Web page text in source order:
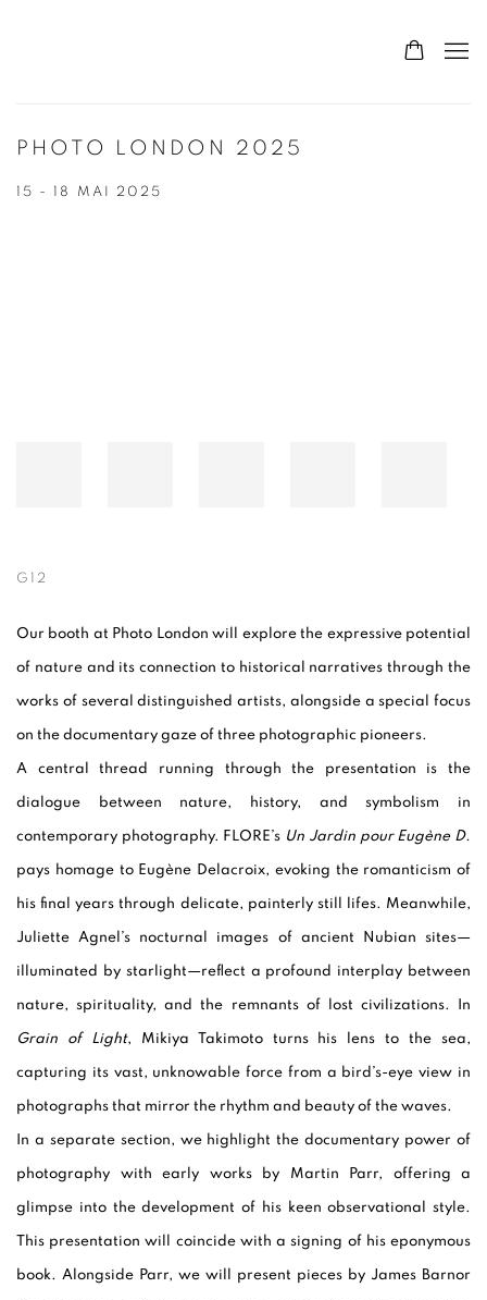
PHOTO LONDON 2025
15 - 18 MAI 2025
G12
Our booth at Photo London will explore the expressive potential
of nature and its connection to historical narratives through the
works of several distinguished artists, alongside a special focus
on the documentary gaze of three photographic pioneers.
A central thread running through the presentation is the
dialogue between nature, history, and symbolism in
contemporary photography. FLORE’s Un Jardin pour Eugène D.
pays homage to Eugène Delacroix, evoking the romanticism of
his final years through delicate, painterly still lifes. Meanwhile,
Juliette Agnel’s nocturnal images of ancient Nubian sites—
illuminated by starlight—reflect a profound interplay between
nature, spirituality, and the remnants of lost civilizations. In
Grain of Light, Mikiya Takimoto turns his lens to the sea,
capturing its vast, unknowable force from a bird’s-eye view in
photographs that mirror the rhythm and beauty of the waves.
In a separate section, we highlight the documentary power of
photography with early works by Martin Parr, offering a
glimpse into the development of his keen observational style.
This presentation will coincide with a signing of his eponymous
book. Alongside Parr, we will present pieces by James Barnor